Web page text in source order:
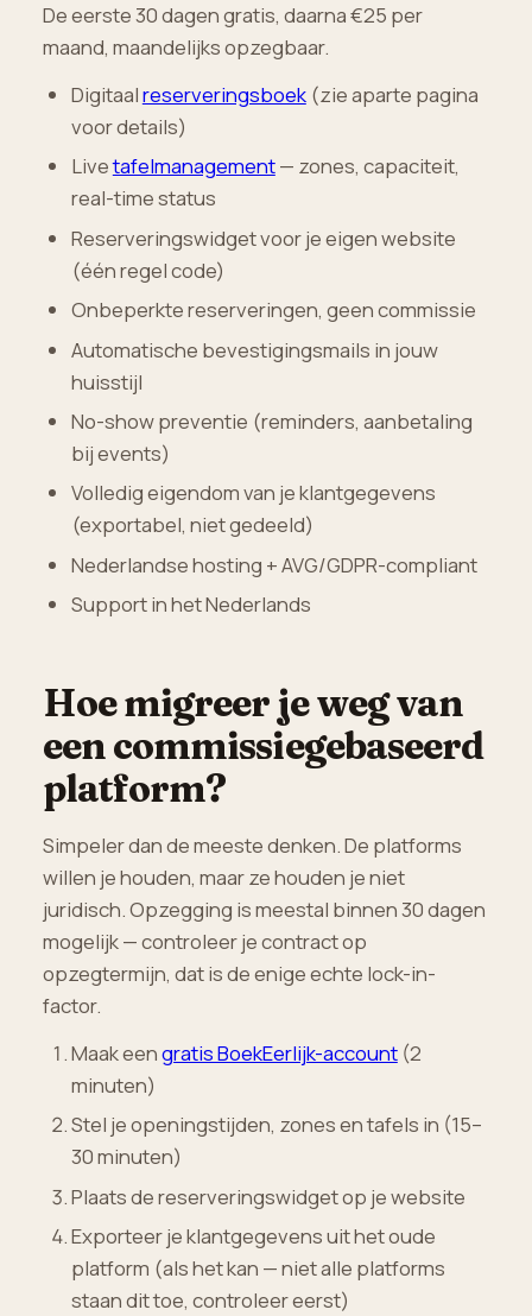
De eerste 30 dagen gratis, daarna €25 per
maand, maandelijks opzegbaar.
Digitaalreserveringsboek(zie aparte pagina
voor details)
Livetafelmanagement— zones, capaciteit,
real-time status
Reserveringswidget voor je eigen website
(één regel code)
Onbeperkte reserveringen, geen commissie
Automatische bevestigingsmails in jouw
huisstijl
No-show preventie (reminders, aanbetaling
bij events)
Volledig eigendom van je klantgegevens
(exportabel, niet gedeeld)
Nederlandse hosting + AVG/GDPR-compliant
Support in het Nederlands
Hoe migreer je weg van
een commissiegebaseerd
platform?
Simpeler dan de meeste denken. De platforms
willen je houden, maar ze houden je niet
juridisch. Opzegging is meestal binnen 30 dagen
mogelijk — controleer je contract op
opzegtermijn, dat is de enige echte lock-in-
factor.
Maak eengratis BoekEerlijk-account(2
minuten)
Stel je openingstijden, zones en tafels in (15–
30 minuten)
Plaats de reserveringswidget op je website
Exporteer je klantgegevens uit het oude
platform (als het kan — niet alle platforms
staan dit toe, controleer eerst)